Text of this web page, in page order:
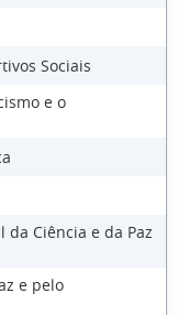
Sociais
e o
Ciência e da Paz
e pelo